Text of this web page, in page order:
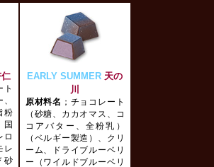
ト
粉
国
ロ
レ
砂
EARLY SUMMER 天の
川
原材料名 ；チョコレート
（砂糖、カカオマス、コ
コアバター、全粉乳）
（ベルギー製造）、クリ
ーム、ドライブルーベリ
ー（ワイルドブルーベリ